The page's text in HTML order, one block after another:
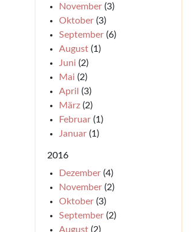
November(3)
Oktober(3)
September(6)
August(1)
Juni (2)
Mai (2)
April (3)
März(2)
Februar(1)
Januar(1)
2016
Dezember(4)
November(2)
Oktober(3)
September(2)
August(2)